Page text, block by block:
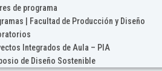
de programa
| Facultad de Producción y Diseño
Integrados de Aula – PIA
de Diseño Sostenible